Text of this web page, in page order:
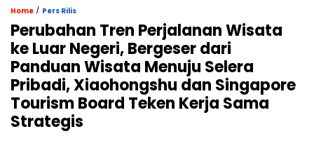
Home / Pers Rilis
Perubahan Tren Perjalanan Wisata
ke Luar Negeri, Bergeser dari
Panduan Wisata Menuju Selera
Pribadi, Xiaohongshu dan Singapore
Tourism Board Teken Kerja Sama
Strategis